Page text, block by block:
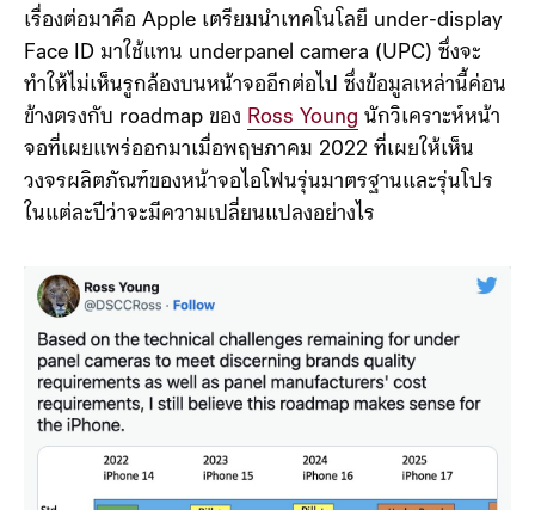
เรื่องต่อมาคือ Apple เตรียมนำเทคโนโลยี under-display
‌Face ID‌ มาใช้แทน underpanel camera (UPC) ซึ่งจะ
ทำให้ไม่เห็นรูกล้องบนหน้าจออีกต่อไป ซึ่งข้อมูลเหล่านี้ค่อน
ข้างตรงกับ roadmap ของ Ross Young นักวิเคราะห์หน้า
จอที่เผยแพร่ออกมาเมื่อพฤษภาคม 2022 ที่เผยให้เห็น
วงจรผลิตภัณฑ์ของหน้าจอไอโฟนรุ่นมาตรฐานและรุ่นโปร
ในแต่ละปีว่าจะมีความเปลี่ยนแปลงอย่างไร